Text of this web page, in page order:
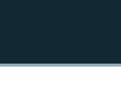
КИНОХАНӘ